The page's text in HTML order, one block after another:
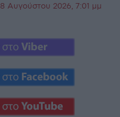
8 Αυγούστου 2026, 7:01 μμ